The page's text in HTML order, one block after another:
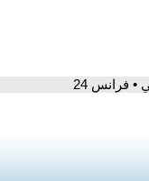
فرانس 24